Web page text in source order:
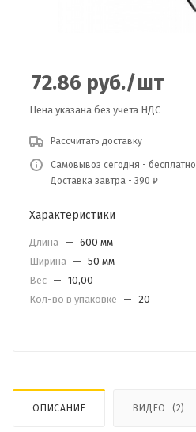
72.86 руб./шт
Цена указана без учета НДС
Рассчитать доставку
Самовывоз сегодня - бесплатно
Доставка завтра - 390 ₽
Характеристики
Длина — 600 мм
Ширина — 50 мм
Вес — 10,00
Кол-во в упаковке
— 20
ОПИСАНИЕ ВИДЕО (2)